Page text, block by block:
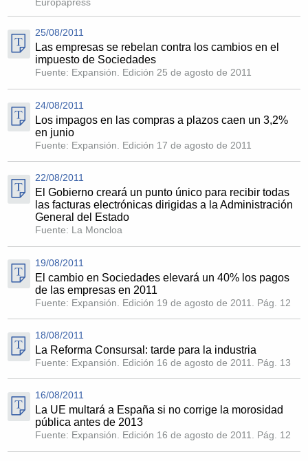
Europapress
25/08/2011
Las empresas se rebelan contra los cambios en el
impuesto de Sociedades
Fuente: Expansión. Edición 25 de agosto de 2011
24/08/2011
Los impagos en las compras a plazos caen un 3,2%
en junio
Fuente: Expansión. Edición 17 de agosto de 2011
22/08/2011
El Gobierno creará un punto único para recibir todas
las facturas electrónicas dirigidas a la Administración
General del Estado
Fuente: La Moncloa
19/08/2011
El cambio en Sociedades elevará un 40% los pagos
de las empresas en 2011
Fuente: Expansión. Edición 19 de agosto de 2011. Pág. 12
18/08/2011
La Reforma Consursal: tarde para la industria
Fuente: Expansión. Edición 16 de agosto de 2011. Pág. 13
16/08/2011
La UE multará a España si no corrige la morosidad
pública antes de 2013
Fuente: Expansión. Edición 16 de agosto de 2011. Pág. 12